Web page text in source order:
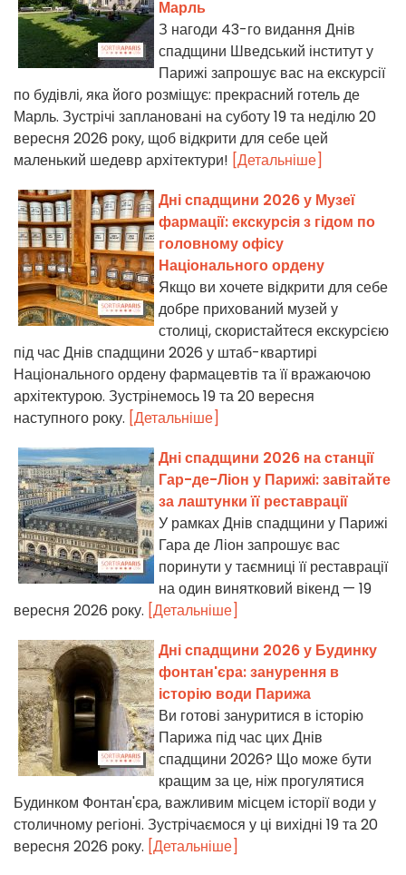
Марль
З нагоди 43-го видання Днів
спадщини Шведський інститут у
Парижі запрошує вас на екскурсії
по будівлі, яка його розміщує: прекрасний готель де
Марль. Зустрічі заплановані на суботу 19 та неділю 20
вересня 2026 року, щоб відкрити для себе цей
маленький шедевр архітектури! [Детальніше]
Дні спадщини 2026 у Музеї
фармації: екскурсія з гідом по
головному офісу
Національного ордену
Якщо ви хочете відкрити для себе
добре прихований музей у
столиці, скористайтеся екскурсією
під час Днів спадщини 2026 у штаб-квартирі
Національного ордену фармацевтів та її вражаючою
архітектурою. Зустрінемось 19 та 20 вересня
наступного року. [Детальніше]
Дні спадщини 2026 на станції
Гар-де-Ліон у Парижі: завітайте
за лаштунки її реставрації
У рамках Днів спадщини у Парижі
Гара де Ліон запрошує вас
поринути у таємниці її реставрації
на один винятковий вікенд — 19
вересня 2026 року. [Детальніше]
Дні спадщини 2026 у Будинку
фонтан'єра: занурення в
історію води Парижа
Ви готові зануритися в історію
Парижа під час цих Днів
спадщини 2026? Що може бути
кращим за це, ніж прогулятися
Будинком Фонтан'єра, важливим місцем історії води у
столичному регіоні. Зустрічаємося у ці вихідні 19 та 20
вересня 2026 року. [Детальніше]